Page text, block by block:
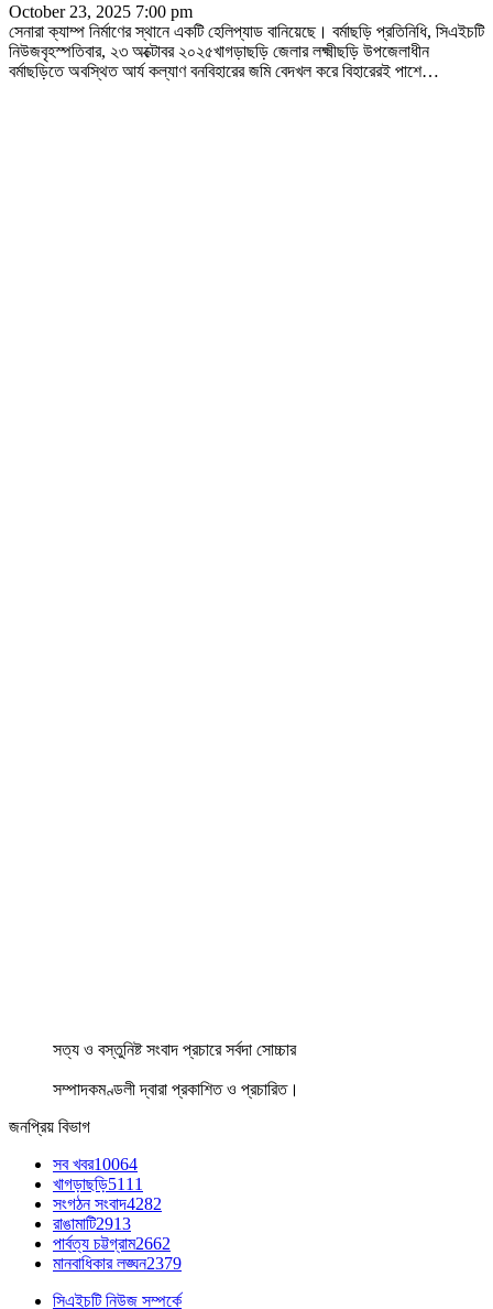
October 23, 2025 7:00 pm
সেনারা ক্যাম্প নির্মাণের স্থানে একটি হেলিপ্যাড বানিয়েছে। বর্মাছড়ি প্রতিনিধি, সিএইচটি
নিউজবৃহস্পতিবার, ২৩ অক্টোবর ২০২৫খাগড়াছড়ি জেলার লক্ষ্মীছড়ি উপজেলাধীন
বর্মাছড়িতে অবস্থিত আর্য কল্যাণ বনবিহারের জমি বেদখল করে বিহারেরই পাশে…
সত্য ও বস্তুনিষ্ট সংবাদ প্রচারে সর্বদা সোচ্চার
সম্পাদকমণ্ডলী দ্বারা প্রকাশিত ও প্রচারিত।
জনপ্রিয় বিভাগ
সব খবর10064
খাগড়াছড়ি5111
সংগঠন সংবাদ4282
রাঙামাটি2913
পার্বত্য চট্টগ্রাম2662
মানবাধিকার লঙ্ঘন2379
সিএইচটি নিউজ সম্পর্কে